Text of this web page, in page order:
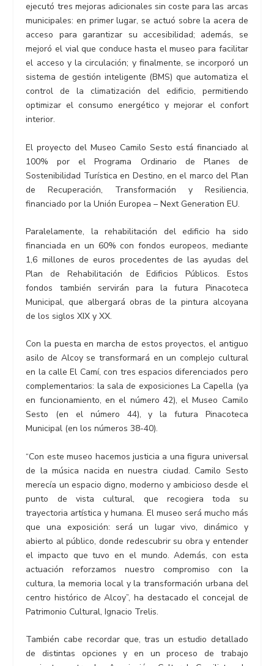
ejecutó tres mejoras adicionales sin coste para las arcas
municipales: en primer lugar, se actuó sobre la acera de
acceso para garantizar su accesibilidad; además, se
mejoró el vial que conduce hasta el museo para facilitar
el acceso y la circulación; y finalmente, se incorporó un
sistema de gestión inteligente (BMS) que automatiza el
control de la climatización del edificio, permitiendo
optimizar el consumo energético y mejorar el confort
interior.
El proyecto del Museo Camilo Sesto está financiado al
100% por el Programa Ordinario de Planes de
Sostenibilidad Turística en Destino, en el marco del Plan
de Recuperación, Transformación y Resiliencia,
financiado por la Unión Europea – Next Generation EU.
Paralelamente, la rehabilitación del edificio ha sido
financiada en un 60% con fondos europeos, mediante
1,6 millones de euros procedentes de las ayudas del
Plan de Rehabilitación de Edificios Públicos. Estos
fondos también servirán para la futura Pinacoteca
Municipal, que albergará obras de la pintura alcoyana
de los siglos XIX y XX.
Con la puesta en marcha de estos proyectos, el antiguo
asilo de Alcoy se transformará en un complejo cultural
en la calle El Camí, con tres espacios diferenciados pero
complementarios: la sala de exposiciones La Capella (ya
en funcionamiento, en el número 42), el Museo Camilo
Sesto (en el número 44), y la futura Pinacoteca
Municipal (en los números 38-40).
“Con este museo hacemos justicia a una figura universal
de la música nacida en nuestra ciudad. Camilo Sesto
merecía un espacio digno, moderno y ambicioso desde el
punto de vista cultural, que recogiera toda su
trayectoria artística y humana. El museo será mucho más
que una exposición: será un lugar vivo, dinámico y
abierto al público, donde redescubrir su obra y entender
el impacto que tuvo en el mundo. Además, con esta
actuación reforzamos nuestro compromiso con la
cultura, la memoria local y la transformación urbana del
centro histórico de Alcoy”, ha destacado el concejal de
Patrimonio Cultural, Ignacio Trelis.
También cabe recordar que, tras un estudio detallado
de distintas opciones y en un proceso de trabajo